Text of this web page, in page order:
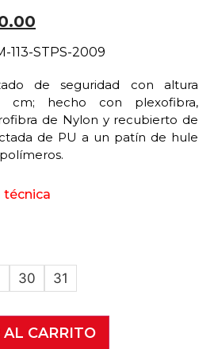
113-STPS-2009
de seguridad con altura
cm; hecho con plexofibra,
de Nylon y recubierto de
de PU a un patín de hule
técnica
30 31
CARRITO